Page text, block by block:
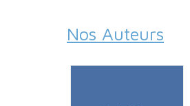
Nos Auteurs